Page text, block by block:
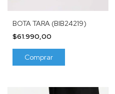
BOTA TARA (BIB24219)
$61.990,00
Comprar